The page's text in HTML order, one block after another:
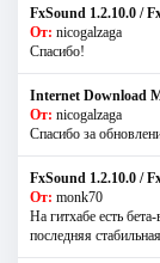
FxSound 1.2.10.0 /
От: nicogalzaga
Спасибо!
Internet Download
От: nicogalzaga
Спасибо за
FxSound 1.2.10.0 /
От: monk70
На гитхабе есть
последняя